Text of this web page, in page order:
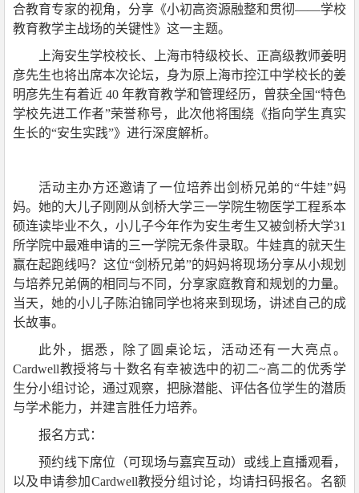
合教育专家的视角，分享《小初高资源融整和贯彻——学校
教育教学主战场的关键性》这一主题。
上海安生学校校长、上海市特级校长、正高级教师姜明
彦先生也将出席本次论坛，身为原上海市控江中学校长的姜
明彦先生有着近 40 年教育教学和管理经历，曾获全国“特色
学校先进工作者”荣誉称号，此次他将围绕《指向学生真实
生长的“安生实践”》进行深度解析。
活动主办方还邀请了一位培养出剑桥兄弟的“牛娃”妈
妈。她的大儿子刚刚从剑桥大学三一学院生物医学工程系本
硕连读毕业不久，小儿子今年作为安生考生又被剑桥大学31
所学院中最难申请的三一学院无条件录取。牛娃真的就天生
赢在起跑线吗？这位“剑桥兄弟”的妈妈将现场分享从小规划
与培养兄弟俩的相同与不同，分享家庭教育和规划的力量。
当天，她的小儿子陈泊锦同学也将来到现场，讲述自己的成
长故事。
此外，据悉，除了圆桌论坛，活动还有一大亮点。
Cardwell教授将与十数名有幸被选中的初二~高二的优秀学
生分小组讨论，通过观察，把脉潜能、评估各位学生的潜质
与学术能力，并建言胜任力培养。
报名方式：
预约线下席位（可现场与嘉宾互动）或线上直播观看，
以及申请参加Cardwell教授分组讨论，均请扫码报名。名额